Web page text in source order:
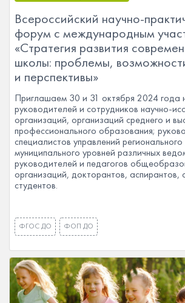
Всероссийский научно-
форум с международным
«Стратегия развития
школы: проблемы,
и перспективы»
Приглашаем 30 и 31 октября 2024 года
руководителей и сотрудников научно-
организаций, организаций среднего и
профессионального образования;
специалистов управлений регионального
муниципального уровней различных
руководителей и педагогов
организаций, докторантов, аспирантов,
студентов.
ФГОС ДО ФОП ДО